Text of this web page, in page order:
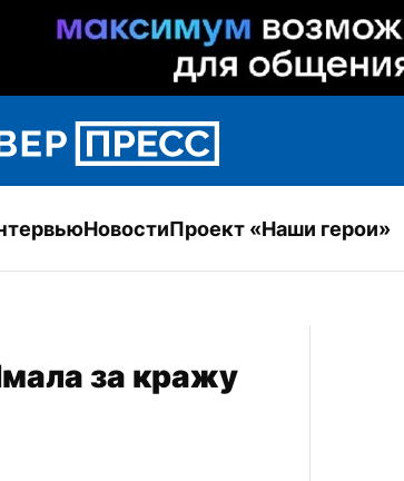
НовостиПроект «Наши герои»
за кражу